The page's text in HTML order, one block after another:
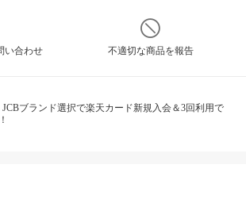
い合わせ 不適切な商品を報告
JCBブランド選択で楽天カード新規入会＆3回利用で